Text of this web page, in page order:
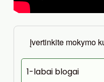
Įvertinkite mokymo
1-labai blogai